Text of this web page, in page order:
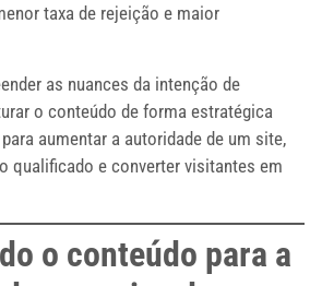
taxa de rejeição e maior
as nuances da intenção de
o conteúdo de forma estratégica
aumentar a autoridade de um site,
qualificado e converter visitantes em
o conteúdo para a